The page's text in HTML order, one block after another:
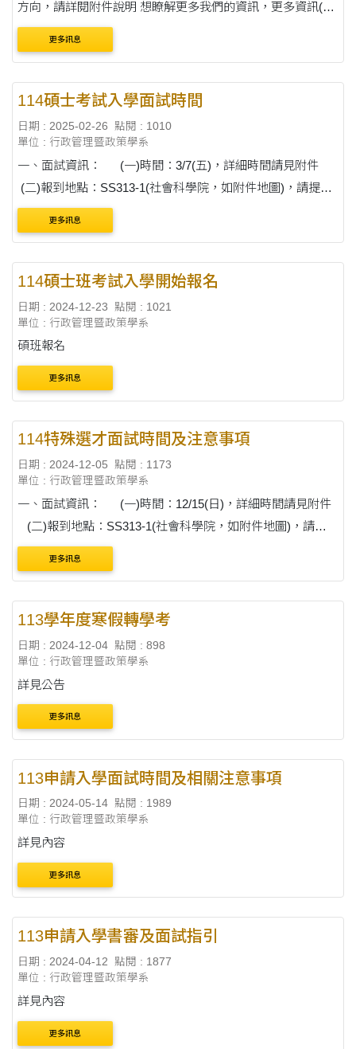
方向，請詳閱附件說明 想瞭解更多我們的資訊，更多資訊(請
點我) ★申請入學報名網址：
https://exam2.thu.edu.tw/EXAM/index.jsp?DOC=32
更多訊息
114碩士考試入學面試時間
日期 : 2025-02-26
點閱 : 1010
單位 : 行政管理暨政策學系
一、面試資訊： (一)時間：3/7(五)，詳細時間請見附件
(二)報到地點：SS313-1(社會科學院，如附件地圖)，請提早
20分鐘報到 二、攜帶物品： 身....
更多訊息
114碩士班考試入學開始報名
日期 : 2024-12-23
點閱 : 1021
單位 : 行政管理暨政策學系
碩班報名
更多訊息
114特殊選才面試時間及注意事項
日期 : 2024-12-05
點閱 : 1173
單位 : 行政管理暨政策學系
一、面試資訊： (一)時間：12/15(日)，詳細時間請見附件
(二)報到地點：SS313-1(社會科學院，如附件地圖)，請提
早10分鐘報到 二、攜帶物品： ....
更多訊息
113學年度寒假轉學考
日期 : 2024-12-04 點閱 : 898
單位 : 行政管理暨政策學系
詳見公告
更多訊息
113申請入學面試時間及相關注意事項
日期 : 2024-05-14 點閱 : 1989
單位 : 行政管理暨政策學系
詳見內容
更多訊息
113申請入學書審及面試指引
日期 : 2024-04-12
點閱 : 1877
單位 : 行政管理暨政策學系
詳見內容
更多訊息